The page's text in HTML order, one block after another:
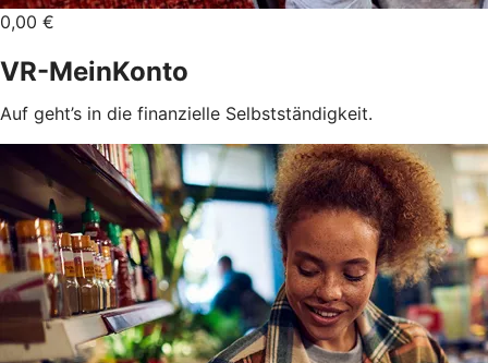
0,00 €
VR-MeinKonto
Auf geht’s in die finanzielle Selbstständigkeit.